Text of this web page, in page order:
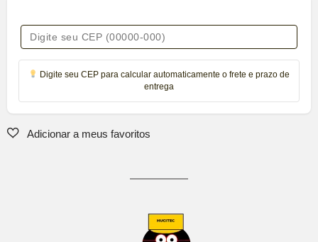
Digite seu CEP para calcular automaticamente o frete e prazo de
entrega